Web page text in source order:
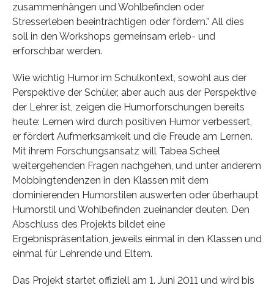
zusammenhängen und Wohlbefinden oder
Stresserleben beeinträchtigen oder fördern.” All dies
soll in den Workshops gemeinsam erleb- und
erforschbar werden.
Wie wichtig Humor im Schulkontext, sowohl aus der
Perspektive der Schüler, aber auch aus der Perspektive
der Lehrer ist, zeigen die Humorforschungen bereits
heute: Lernen wird durch positiven Humor verbessert,
er fördert Aufmerksamkeit und die Freude am Lernen.
Mit ihrem Forschungsansatz will Tabea Scheel
weitergehenden Fragen nachgehen, und unter anderem
Mobbingtendenzen in den Klassen mit dem
dominierenden Humorstilen auswerten oder überhaupt
Humorstil und Wohlbefinden zueinander deuten. Den
Abschluss des Projekts bildet eine
Ergebnispräsentation, jeweils einmal in den Klassen und
einmal für Lehrende und Eltern.
Das Projekt startet offiziell am 1. Juni 2011 und wird bis